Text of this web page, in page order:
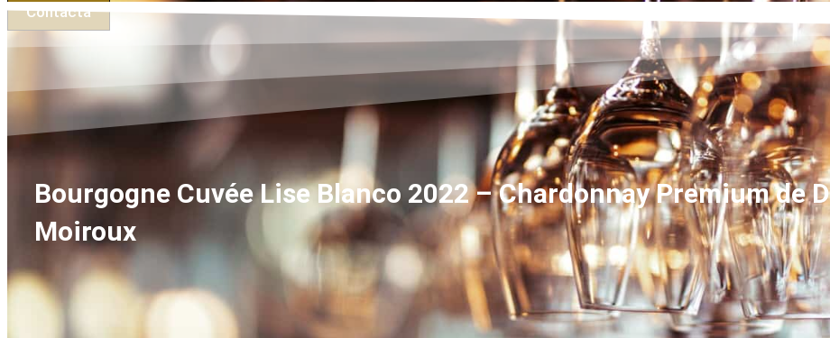
Contacta
Bourgogne Cuvée Lise Blanco 2022 – Chardonnay Premium de
Moiroux